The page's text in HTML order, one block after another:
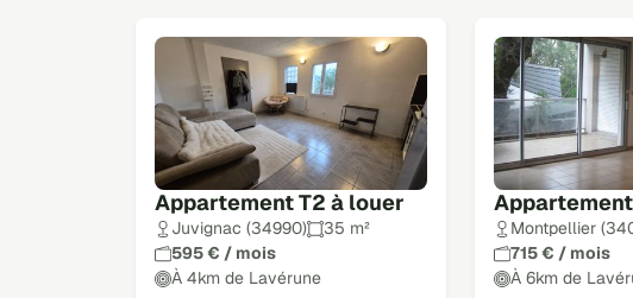
Appartement T2 à louer
Juvignac (34990)
35 m²
595 € / mois
À 4km de Lavérune
Montpellier
715 € / mois
À 6km de